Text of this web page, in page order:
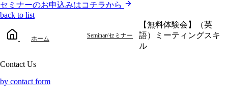
セミナーのお申込みはコチラから
back to list
ホーム Seminar/セミナー
【無料体験会】（英
語）ミーティングスキ
ル
Contact Us
by contact form